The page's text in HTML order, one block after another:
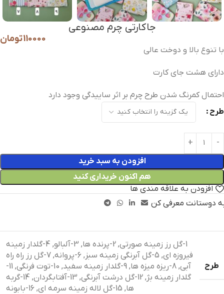
جاکارتی چرم مصنوعی
110000تومان
با تنوع بالا و دوخت عالی
دارای هشت جای کارت
احتمال کمرنگ شدن طرح چرم بر اثر ساییدگی وجود دارد
طرح
افزودن به سبد خرید
هم اکنون خریداری کنید
افزودن به علاقه مندی ها
دوستانت معرفی کن
طرح
1-گل رز زمینه صورتی , 2-پرنده ها , 3-آلبالو ,
4-گلدار زمینه
فیروزه ای, 5-گل آبرنگی زمینه سبز , 6-پروانه ,
7-گل رز راه راه
آبی, 8-ریزه میزه ها , 9-گلدار زمینه سفید , 10-توت فرنگی ,
11-
گلدار زمینه بژ, 12-گل درشت آبرنگی , 13-آفتابگردان ,
14-گربه
ها, 15-گل لاله زمینه سرمه ای , 16-بابونه